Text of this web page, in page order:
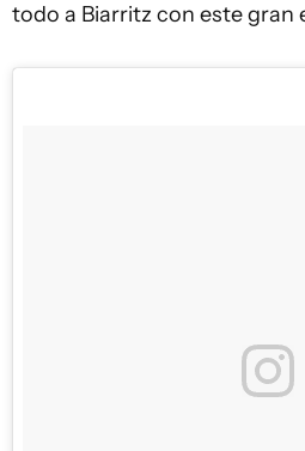
todo a Biarritz con este gran